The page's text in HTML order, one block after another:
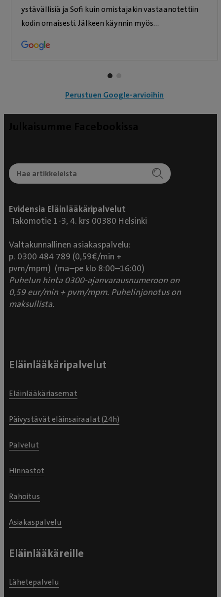
ystävällisiä ja Sofi kuin omistajakin vastaanotettiin
kodin omaisesti. Jälkeen käynnin myös
tervehtymisenä edistynyt. Myös jatkotoimenpiteistä
jatko hoidot olisivat Sofin kannalta parhaimmat
toteuttaa. Laskutus käytännöt vaihtoehtoineen
Perustuen Google-arvioihin
Evidensia Eläinlääkäripalvelut
Takomotie 1-3, 4. krs 00380 Helsinki
Valtakunnallinen asiakaspalvelu:
p. 0300 484 789 (0,59€/min +
pvm/mpm) (ma–pe klo 8:00–16:00)
Puhelun hinta 0300-ajanvarausnumeroon on
0,59 eur/min + pvm/mpm. Puhelinjonotus on
maksullista.
Eläinlääkäripalvelut
Eläinlääkäriasemat
Päivystävät eläinsairaalat (24h)
Palvelut
Hinnastot
Rahoitus
Asiakaspalvelu
Eläinlääkäreille
Lähetepalvelu